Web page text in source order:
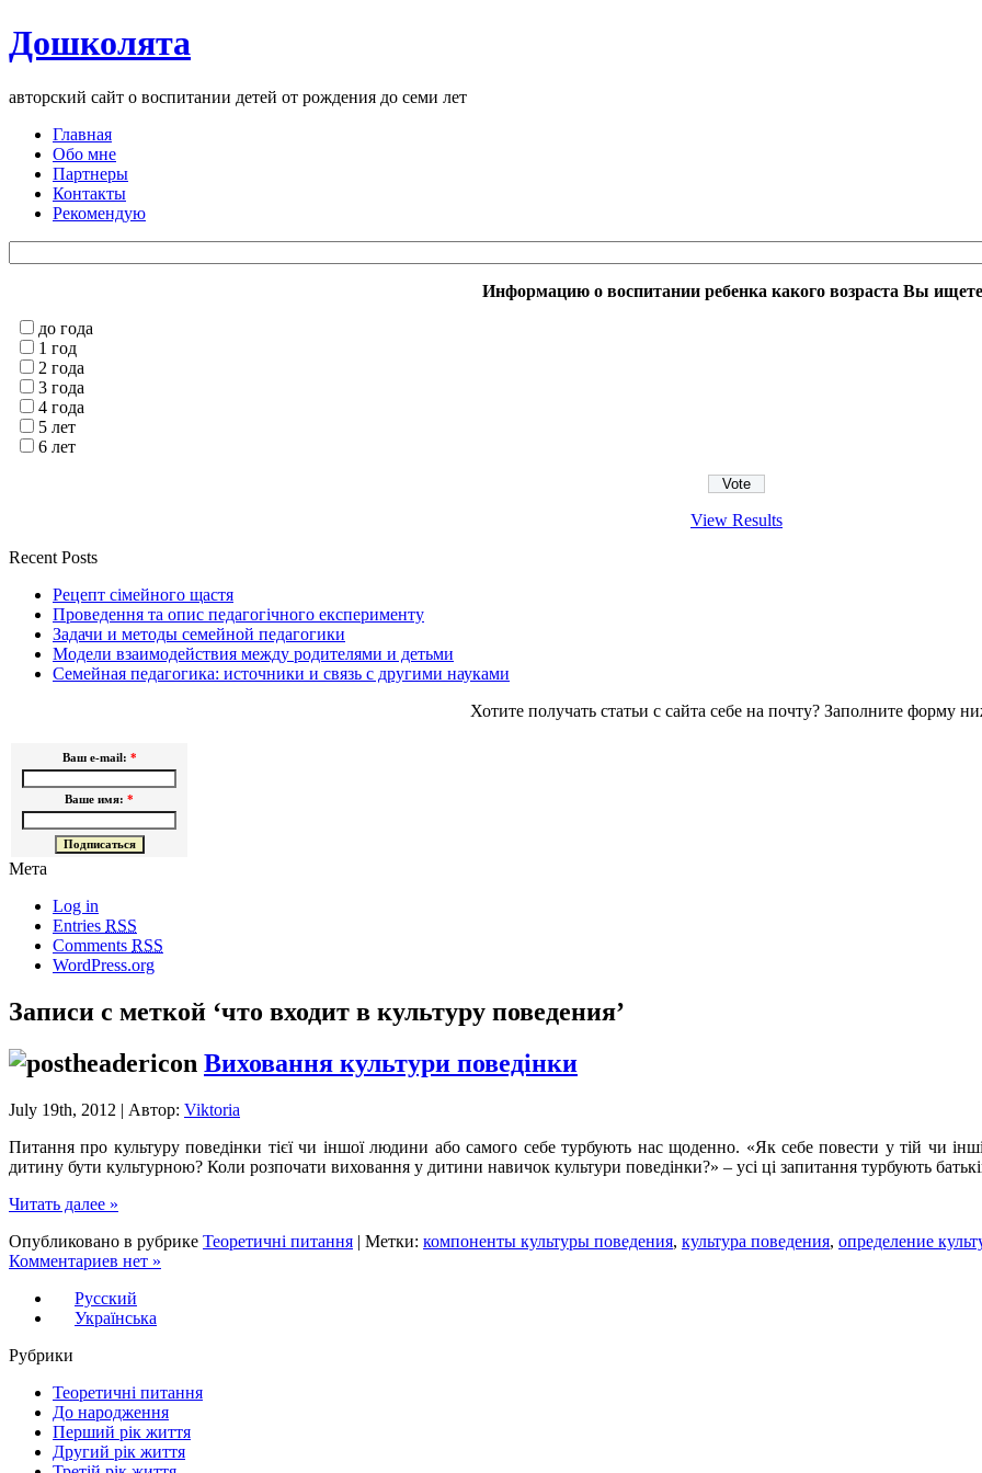
Дошколята
авторский сайт о воспитании детей от рождения до семи лет
Главная
Обо мне
Партнеры
Контакты
Рекомендую
Информацию о воспитании ребенка какого возраста Вы
до года
1 год
2 года
3 года
4 года
5 лет
6 лет
View Results
Recent Posts
Рецепт сімейного щастя
Проведення та опис педагогічного експерименту
Задачи и методы семейной педагогики
Модели взаимодействия между родителями и детьми
Семейная педагогика: источники и связь с другими науками
Хотите получать статьи с сайта себе на почту? Заполните форму
Ваш e-mail: *
Ваше имя: *
Мета
Log in
Entries RSS
Comments RSS
WordPress.org
Записи с меткой ‘что входит в культуру поведения’
Виховання культури поведінки
July 19th, 2012 | Автор: Viktoria
Питання про культуру поведінки тієї чи іншої людини або самого себе турбують нас щоденно. «Як себе повести у тій чи
дитину бути культурною? Коли розпочати виховання у дитини навичок культури поведінки?» – усі ці запитання турбують
Читать далее »
Опубликовано в рубрике Теоретичні питання | Метки: компоненты культуры поведения, культура поведения, определение
Комментариев нет »
Русский
Українська
Рубрики
Теоретичні питання
До народження
Перший рік життя
Другий рік життя